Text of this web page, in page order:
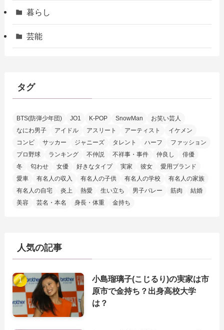
暮らし
芸能
タグ
BTS(防弾少年団) JO1 K-POP SnowMan
お笑い芸人
なにわ男子
アイドル アスリート アーティスト
イケメン
コンビ
サッカー ジャニーズ タレント ハーフ
ファッション
プロ野球
ランキング 不仲説 不祥事・事件 仲良し
俳優
冬
匂わせ 女優 好きなタイプ 実家 彼女
愛用ブランド
愛車
有名人の収入 有名人の子供 有名人の学校
有名人の家族
有名人の自宅
炎上 熱愛 生い立ち 男子バレー 筋肉
結婚
美容
芸名・本名 身長・体重 金持ち
人気の記事
小島瑠璃子(こじるり)の実家は市
原市で金持ち？出身高校大学
は？